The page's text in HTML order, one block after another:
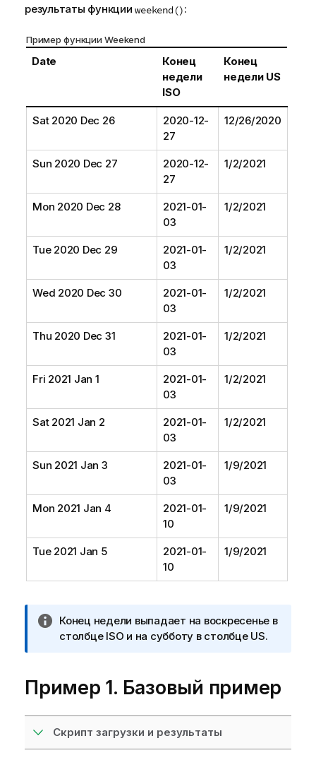
результаты функцииweekend():
Пример функции Weekend
Date
Конец
недели
ISO
Конец
недели US
Sat 2020 Dec 26
2020-12-
27
12/26/2020
Sun 2020 Dec 27
2020-12-
27
1/2/2021
Mon 2020 Dec 28
2021-01-
03
1/2/2021
Tue 2020 Dec 29
2021-01-
03
1/2/2021
Wed 2020 Dec 30
2021-01-
03
1/2/2021
Thu 2020 Dec 31
2021-01-
03
1/2/2021
Fri 2021 Jan 1
2021-01-
03
1/2/2021
Sat 2021 Jan 2
2021-01-
03
1/2/2021
Sun 2021 Jan 3
2021-01-
03
1/9/2021
Mon 2021 Jan 4
2021-01-
10
1/9/2021
Tue 2021 Jan 5
2021-01-
10
1/9/2021
П
р
е
ч
а
н
Конец недели выпадает на воскресенье в
столбце ISO и на субботу в столбце US.
Пример 1. Базовый пример
Скрипт загрузки и результаты